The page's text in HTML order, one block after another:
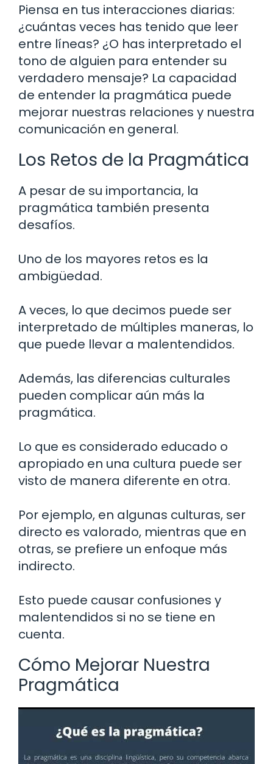
Piensa en tus interacciones diarias:
¿cuántas veces has tenido que leer
entre líneas? ¿O has interpretado el
tono de alguien para entender su
verdadero mensaje? La capacidad
de entender la pragmática puede
mejorar nuestras relaciones y nuestra
comunicación en general.
Los Retos de la Pragmática
A pesar de su importancia, la
pragmática también presenta
desafíos.
Uno de los mayores retos es la
ambigüedad.
A veces, lo que decimos puede ser
interpretado de múltiples maneras, lo
que puede llevar a malentendidos.
Además, las diferencias culturales
pueden complicar aún más la
pragmática.
Lo que es considerado educado o
apropiado en una cultura puede ser
visto de manera diferente en otra.
Por ejemplo, en algunas culturas, ser
directo es valorado, mientras que en
otras, se prefiere un enfoque más
indirecto.
Esto puede causar confusiones y
malentendidos si no se tiene en
cuenta.
Cómo Mejorar Nuestra
Pragmática